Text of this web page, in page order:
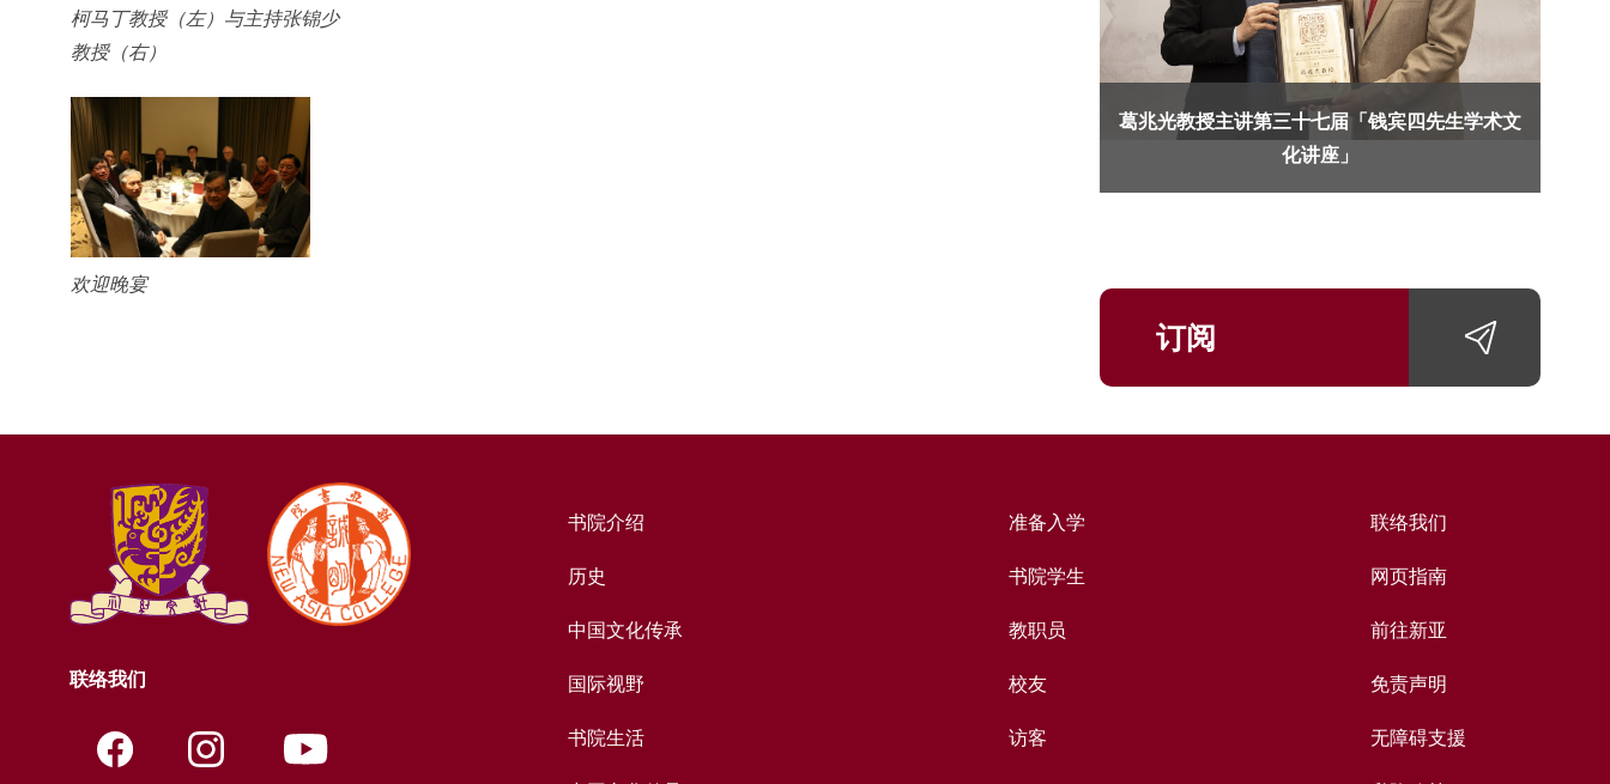
柯马丁教授（左）与主持张锦少
教授（右）
欢迎晚宴
葛兆光教授主讲第三十七届「钱宾四先生学术文
化讲座」
订阅
联络我们
书院介绍
历史
中国文化传承
国际视野
书院生活
准备入学
书院学生
教职员
校友
访客
联络我们
网页指南
前往新亚
免责声明
无障碍支援